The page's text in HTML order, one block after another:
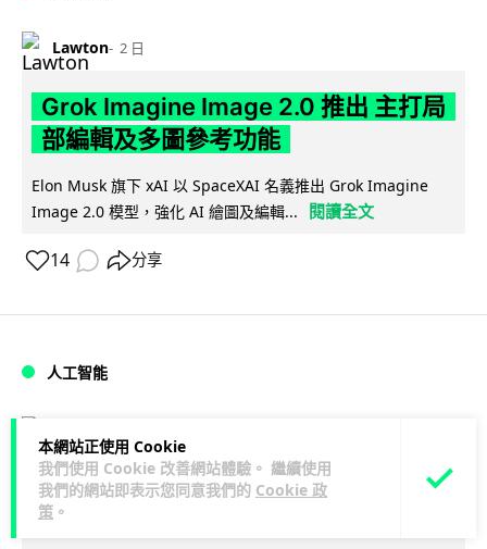
本網站正使用 Cookie
我們使用 Cookie 改善網站體驗。 繼續使用
我們的網站即表示您同意我們的 Cookie 政
策 。
Lawton 2 日
Grok Imagine Image 2.0 推出 主打局
部編輯及多圖參考功能
Elon Musk 旗下 xAI 以 SpaceXAI 名義推出 Grok Imagine
Image 2.0 模型，強化 AI 繪圖及編輯...
閱讀全文
14 分享
人工智能
低價不再！DeepSeek 大幅加價在即
低價搶客反釀運算資源告急